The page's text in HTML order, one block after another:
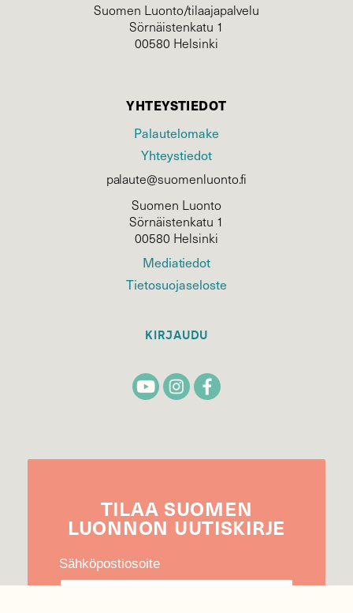
Suomen Luonto/tilaajapalvelu
Sörnäistenkatu 1
00580 Helsinki
YHTEYSTIEDOT
Palautelomake
Yhteystiedot
palaute@suomenluonto.fi
Suomen Luonto
Sörnäistenkatu 1
00580 Helsinki
Mediatiedot
Tietosuojaseloste
KIRJAUDU
TILAA SUOMEN
LUONNON UUTIS­KIRJE
Sähköpostiosoite